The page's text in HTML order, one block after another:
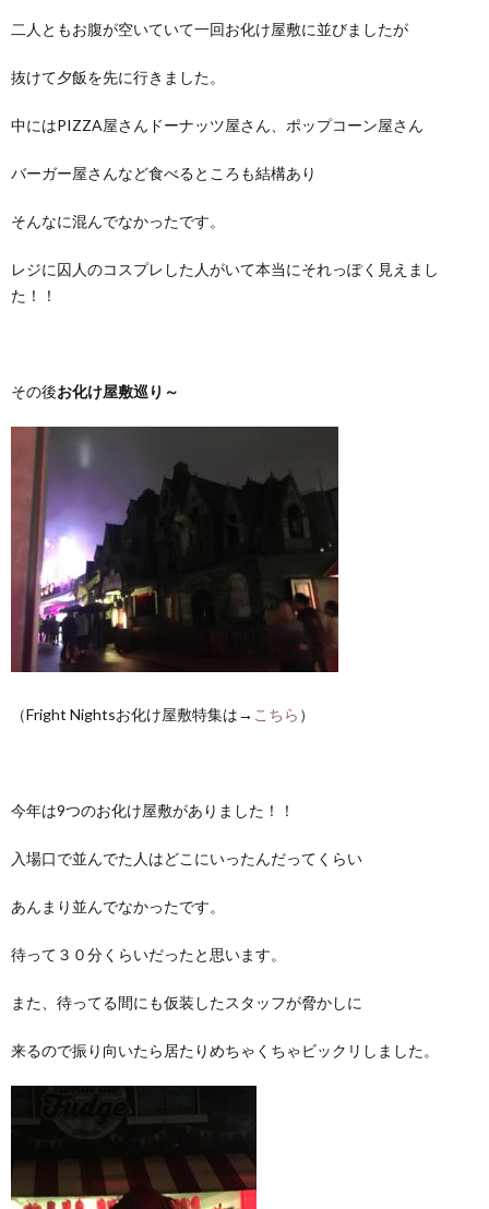
二人ともお腹が空いていて一回お化け屋敷に並びましたが
抜けて夕飯を先に行きました。
中にはPIZZA屋さんドーナッツ屋さん、ポップコーン屋さん
バーガー屋さんなど食べるところも結構あり
そんなに混んでなかったです。
レジに囚人のコスプレした人がいて本当にそれっぽく見えまし
た！！
その後お化け屋敷巡り～
（Fright Nightsお化け屋敷特集は→ こちら ）
今年は9つのお化け屋敷がありました！！
入場口で並んでた人はどこにいったんだってくらい
あんまり並んでなかったです。
待って３０分くらいだったと思います。
また、待ってる間にも仮装したスタッフが脅かしに
来るので振り向いたら居たりめちゃくちゃビックリしました。